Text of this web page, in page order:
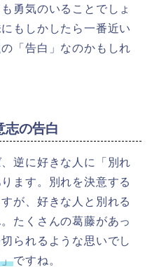
勇気のいることでしょ
もしかしたら一番近い
「告白」なのかもしれ
志の告白
逆に好きな人に「別れ
ます。別れを決意する
が、好きな人と別れる
たくさんの葛藤があっ
られるような思いでし
ですね。